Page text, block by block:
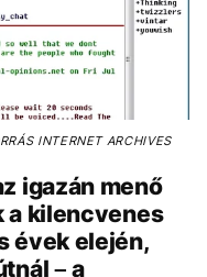
INTERNET ARCHIVES
igazán menő
a kilencvenes
évek elején,
– a